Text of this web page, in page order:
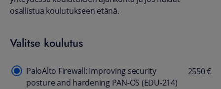
osallistua koulutukseen etänä.
Valitse koulutus
PaloAlto Firewall: Improving security
posture and hardening PAN-OS (EDU-214)